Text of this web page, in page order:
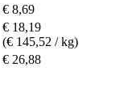
€ 8,69
€ 18,19
(€ 145,52 / kg)
€ 26,88